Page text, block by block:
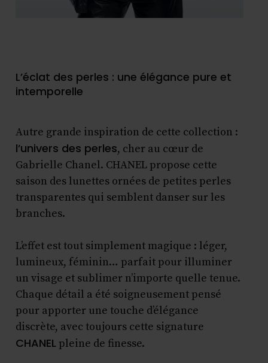
L’éclat des perles : une élégance pure et
intemporelle
Autre grande inspiration de cette collection :
l’univers des perles, cher au cœur de
Gabrielle Chanel. CHANEL propose cette
saison des lunettes ornées de petites perles
transparentes qui semblent danser sur les
branches.
L’effet est tout simplement magique : léger,
lumineux, féminin… parfait pour illuminer
un visage et sublimer n’importe quelle tenue.
Chaque détail a été soigneusement pensé
pour apporter une touche d’élégance
discrète, avec toujours cette signature
CHANEL pleine de finesse.